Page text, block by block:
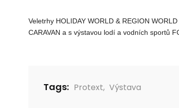
Veletrhy HOLIDAY WORLD & REGION
CARAVAN a s výstavou lodí a vodních sportů
Tags: Protext, Výstava